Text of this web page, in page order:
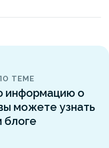
ТЕМЕ
информацию о
можете узнать
блоге